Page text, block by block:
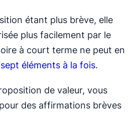
étant plus brève, elle
plus facilement par le
à court terme ne peut en
sept éléments à la fois.
de valeur, vous
des affirmations brèves